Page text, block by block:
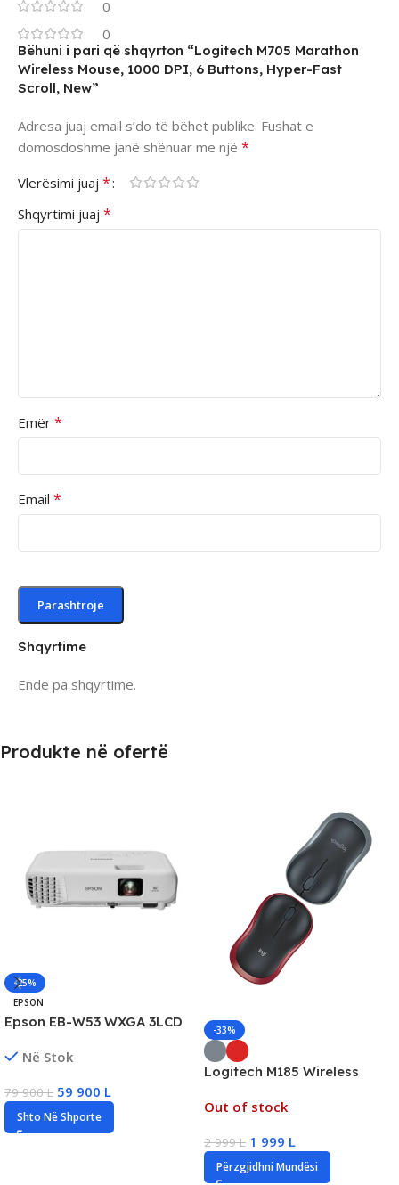
0
0
Shqyrtime
Ende pa shqyrtime.
Bëhuni i pari që shqyrton “Logitech M705 Marathon
Wireless Mouse, 1000 DPI, 6 Buttons, Hyper-Fast
Scroll, New”
Adresa juaj email s’do të bëhet publike. Fushat e
domosdoshme janë shënuar me një *
Vlerësimi juaj *
Shqyrtimi juaj *
Emër *
Email *
Produkte në ofertë
-25%
EPSON
Epson EB-W53 WXGA 3LCD
HDMI/VGA/USB, New
Në Stok
79 900L 59 900 L
Shto Në Shporte
-33%
Logitech M185 Wireless
2.4GHz, USB Nano Receiver,
Out of stock
2 999L 1 999 L
Përzgjidhni Mundësi